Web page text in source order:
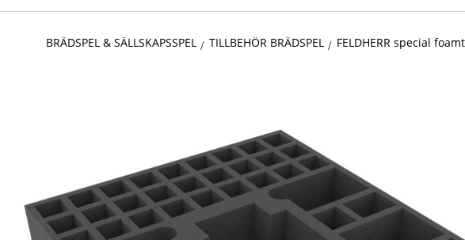
BRÄDSPEL & SÄLLSKAPSSPEL TILLBEHÖR BRÄDSPEL FELDHERR special